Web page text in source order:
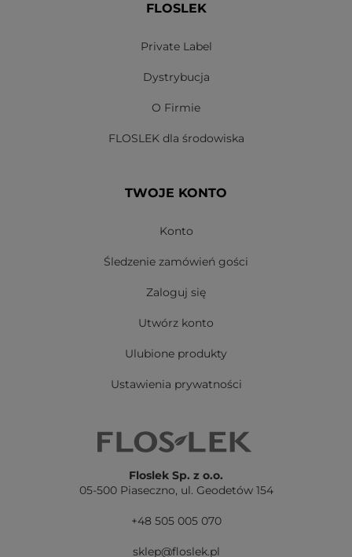
FLOSLEK
Private Label
Dystrybucja
O Firmie
FLOSLEK dla środowiska
TWOJE KONTO
Konto
Śledzenie zamówień gości
Zaloguj się
Utwórz konto
Ulubione produkty
Ustawienia prywatności
Floslek Sp. z o.o.
05-500 Piaseczno, ul. Geodetów 154
+48 505 005 070
sklep@floslek.pl